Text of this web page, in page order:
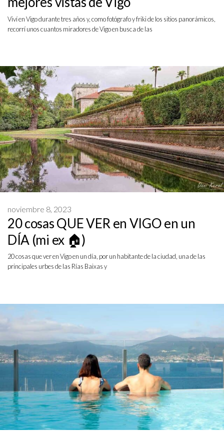
Viví en Vigo durante tres años y, como fotógrafo y friki de los sitios panorámicos,
recorrí unos cuantos miradores de Vigo en busca de las
20 cosas QUE VER en VIGO en un
DÍA (mi ex 🏠)
noviembre 8, 2023
20 cosas que ver en Vigo en un día, por un habitante de la ciudad, una de las
principales urbes de las Rías Baixas y